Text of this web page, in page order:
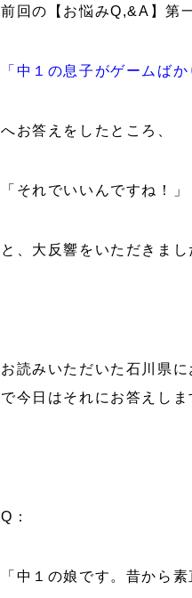
前回の【お悩みQ,&A】第
「中１の息子がゲームば
へお答えをしたところ、
「それでいいんですね！
と、大反響をいただきま
お読みいただいた石川県
で今日はそれにお答えしま
Q：
「中１の娘です。昔から